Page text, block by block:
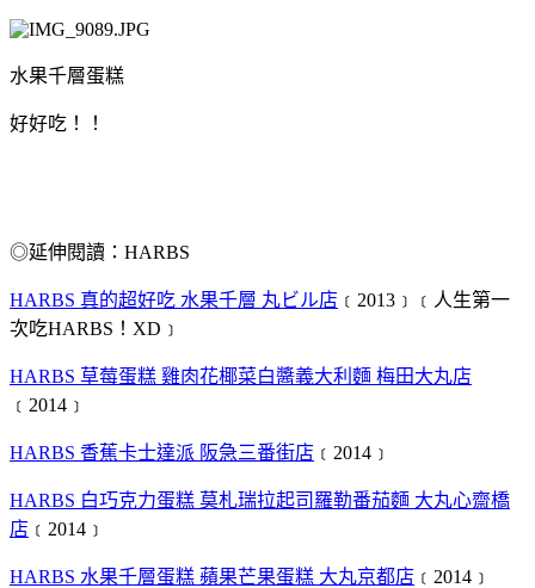
水果千層蛋糕
好好吃！！
◎延伸閱讀：HARBS
HARBS 真的超好吃 水果千層 丸ビル店 ﹝2013﹞﹝人生第一
次吃HARBS！XD﹞
HARBS 草莓蛋糕 雞肉花椰菜白醬義大利麵 梅田大丸店
﹝2014﹞
HARBS 香蕉卡士達派 阪急三番街店 ﹝2014﹞
HARBS 白巧克力蛋糕 莫札瑞拉起司羅勒番茄麵 大丸心齋橋
店 ﹝2014﹞
HARBS 水果千層蛋糕 蘋果芒果蛋糕 大丸京都店 ﹝2014﹞